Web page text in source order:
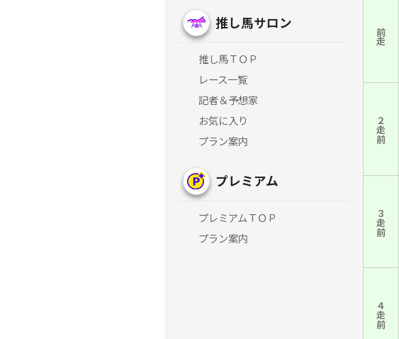
推し馬サロン
推し馬ＴＯＰ
レース一覧
記者＆予想家
お気に入り
プラン案内
プレミアム
プレミアムＴＯＰ
プラン案内
前走
２走前
３走前
４走前